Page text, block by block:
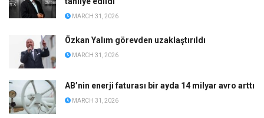
MARCH 31, 2026
Özkan Yalım görevden uzaklaştırıldı
MARCH 31, 2026
AB’nin enerji faturası bir ayda 14 milyar avro arttı
MARCH 31, 2026